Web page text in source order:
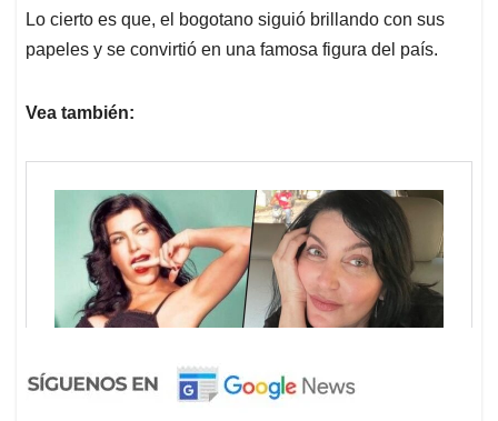
Lo cierto es que, el bogotano siguió brillando con sus
papeles y se convirtió en una famosa figura del país.
Vea también: